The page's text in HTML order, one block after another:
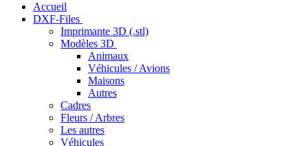
Accueil
DXF-Files
Imprimante 3D (.stl)
Modèles 3D
Animaux
Véhicules / Avions
Maisons
Autres
Cadres
Fleurs / Arbres
Les autres
Véhicules